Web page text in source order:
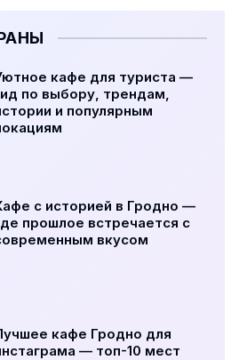
кафе для туриста —
по выбору, трендам,
и популярным
с историей в Гродно —
прошлое встречается с
вкусом
кафе Гродно для
— топ-10 мест